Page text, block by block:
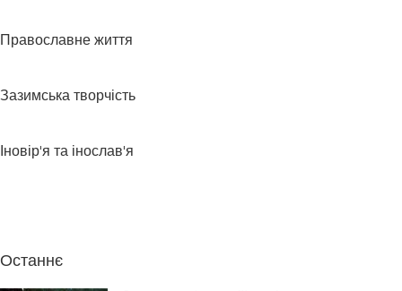
Православне життя
Зазимська творчість
Іновір'я та інослав'я
Останнє